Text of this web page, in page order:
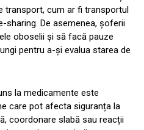
transport, cum ar fi transportul
sharing. De asemenea, șoferii
oboselii și să facă pauze
pentru a-și evalua starea de
la medicamente este
care pot afecta siguranța la
coordonare slabă sau reacții